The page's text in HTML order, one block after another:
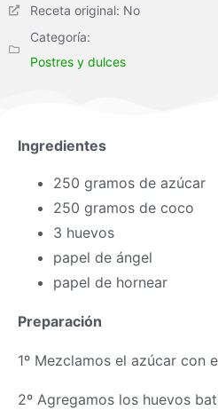
Receta original: No
Categoría:
Postres y dulces
Ingredientes
250 gramos de azúcar
250 gramos de coco
3 huevos
papel de ángel
papel de hornear
Preparación
1º Mezclamos el azúcar con
2º Agregamos los huevos